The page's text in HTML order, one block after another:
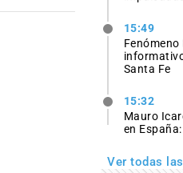
15:49
Fenómeno
Santa Fe
15:32
Mauro
en
Ver todas